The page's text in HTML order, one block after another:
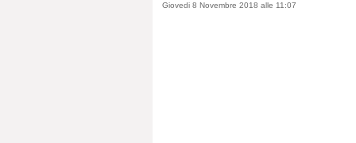
Giovedi 8 Novembre 2018 alle 11:07